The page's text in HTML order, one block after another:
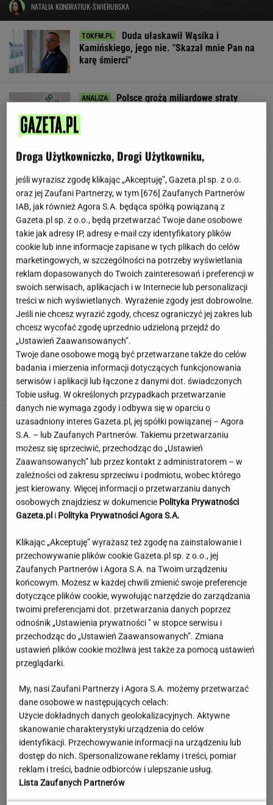
NATALIA KONDRATIUK-ŚWIERUBSKA
Duda ułaskawił Wąsika i
Kamińskiego, jego nie. "Skazał mnie Pan na
karę śmierci"
Polsce grożą miliardowe straty
Pracownicy branży IT śmieją się
przez łzy. Zwolnienia w łódzkiej siedzibie
wielkiej firmy
SUBSKRYPCJA
Urzędnicy pukają do domów. Chcą paragonów
MATERIAŁ PROMOCYJNY
Muzułmanin i narodowiec. Kim jest raper,
który wystąpił przed Nawrockim?
Rekord padł w niewielkim stawie. Taki okaz
trafia się bardzo rzadko
Europejski Bank Centralny miażdży pomysł
Nawrockiego i Glapińskiego
Nie dostała się do liceum mimo
świetnych wyników. Kuratorium wyjaśnia
KLAUDIA KIERZKOWSKA
Quiz językowy: Większość Polaków niestety
myli te słowa. A ty?
Droga Użytkowniczko, Drogi Użytkowniku,
jeśli wyrazisz zgodę klikając „Akceptuję”, Gazeta.pl sp. z o.o.
oraz jej Zaufani Partnerzy, w tym [676] Zaufanych Partnerów
IAB, jak również Agora S.A. będąca spółką powiązaną z
Gazeta.pl sp. z o.o., będą przetwarzać Twoje dane osobowe
takie jak adresy IP, adresy e-mail czy identyfikatory plików
cookie lub inne informacje zapisane w tych plikach do celów
marketingowych, w szczególności na potrzeby wyświetlania
reklam dopasowanych do Twoich zainteresowań i preferencji w
swoich serwisach, aplikacjach i w Internecie lub personalizacji
treści w nich wyświetlanych. Wyrażenie zgody jest dobrowolne.
Jeśli nie chcesz wyrazić zgody, chcesz ograniczyć jej zakres lub
chcesz wycofać zgodę uprzednio udzieloną przejdź do
„Ustawień Zaawansowanych”.
Twoje dane osobowe mogą być przetwarzane także do celów
badania i mierzenia informacji dotyczących funkcjonowania
serwisów i aplikacji lub łączone z danymi dot. świadczonych
Tobie usług. W określonych przypadkach przetwarzanie
danych nie wymaga zgody i odbywa się w oparciu o
uzasadniony interes Gazeta.pl, jej spółki powiązanej – Agora
S.A. – lub Zaufanych Partnerów. Takiemu przetwarzaniu
możesz się sprzeciwić, przechodząc do „Ustawień
Zaawansowanych” lub przez kontakt z administratorem – w
zależności od zakresu sprzeciwu i podmiotu, wobec którego
jest kierowany. Więcej informacji o przetwarzaniu danych
osobowych znajdziesz w dokumencie Polityka Prywatności
Gazeta.pl i Polityka Prywatności Agora S.A.
Klikając „Akceptuję” wyrażasz też zgodę na zainstalowanie i
przechowywanie plików cookie Gazeta.pl sp. z o.o., jej
Zaufanych Partnerów i Agora S.A. na Twoim urządzeniu
końcowym. Możesz w każdej chwili zmienić swoje preferencje
dotyczące plików cookie, wywołując narzędzie do zarządzania
twoimi preferencjami dot. przetwarzania danych poprzez
odnośnik „Ustawienia prywatności ” w stopce serwisu i
przechodząc do „Ustawień Zaawansowanych”. Zmiana
ustawień plików cookie możliwa jest także za pomocą ustawień
przeglądarki.
My, nasi Zaufani Partnerzy i Agora S.A. możemy przetwarzać
dane osobowe w następujących celach:
Użycie dokładnych danych geolokalizacyjnych. Aktywne
skanowanie charakterystyki urządzenia do celów
identyfikacji. Przechowywanie informacji na urządzeniu lub
dostęp do nich. Spersonalizowane reklamy i treści, pomiar
reklam i treści, badnie odbiorców i ulepszanie usług.
Lista Zaufanych Partnerów